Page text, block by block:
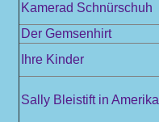
Kamerad Schnürschuh
Der Gemsenhirt
Ihre Kinder
Sally Bleistift in Amerika